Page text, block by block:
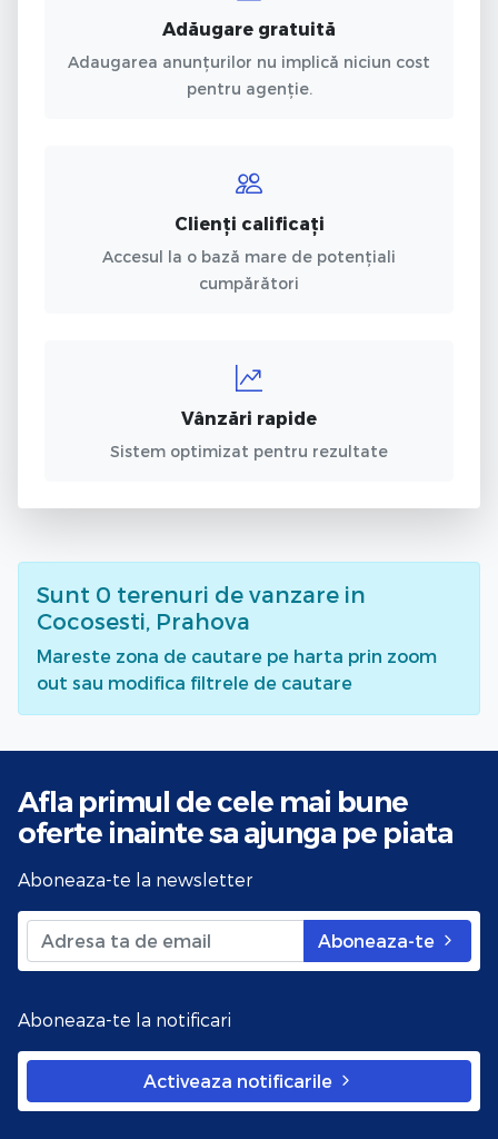
Adăugare gratuită
Adaugarea anunțurilor nu implică niciun cost
pentru agenție.
Clienți calificați
Accesul la o bază mare de potențiali
cumpărători
Vânzări rapide
Sistem optimizat pentru rezultate
Sunt 0 terenuri de vanzare in
Cocosesti, Prahova
Mareste zona de cautare pe harta prin zoom
out sau modifica filtrele de cautare
Afla primul de cele mai bune
oferte inainte sa ajunga pe piata
Aboneaza-te la newsletter
Aboneaza-te
Aboneaza-te la notificari
Activeaza notificarile